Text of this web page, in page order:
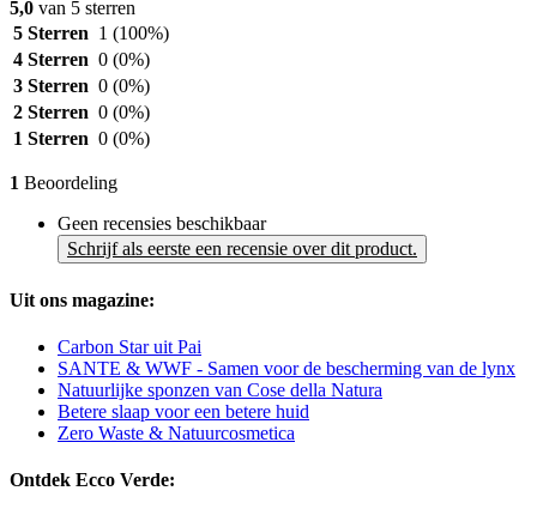
5,0 van 5 sterren
5 Sterren 1 (100%)
4 Sterren 0 (0%)
3 Sterren 0 (0%)
2 Sterren 0 (0%)
1 Sterren 0 (0%)
1 Beoordeling
Geen recensies beschikbaar
Schrijf als eerste een recensie over dit product.
Uit ons magazine:
Carbon Star uit Pai
SANTE & WWF - Samen voor de bescherming van de lynx
Natuurlijke sponzen van Cose della Natura
Betere slaap voor een betere huid
Zero Waste & Natuurcosmetica
Ontdek Ecco Verde: